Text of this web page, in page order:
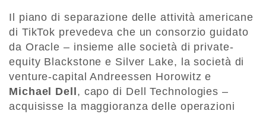
Il piano di separazione delle attività americane
di TikTok prevedeva che un consorzio guidato
da Oracle – insieme alle società di private-
equity Blackstone e Silver Lake, la società di
venture-capital Andreessen Horowitz e
Michael Dell , capo di Dell Technologies –
acquisisse la maggioranza delle operazioni